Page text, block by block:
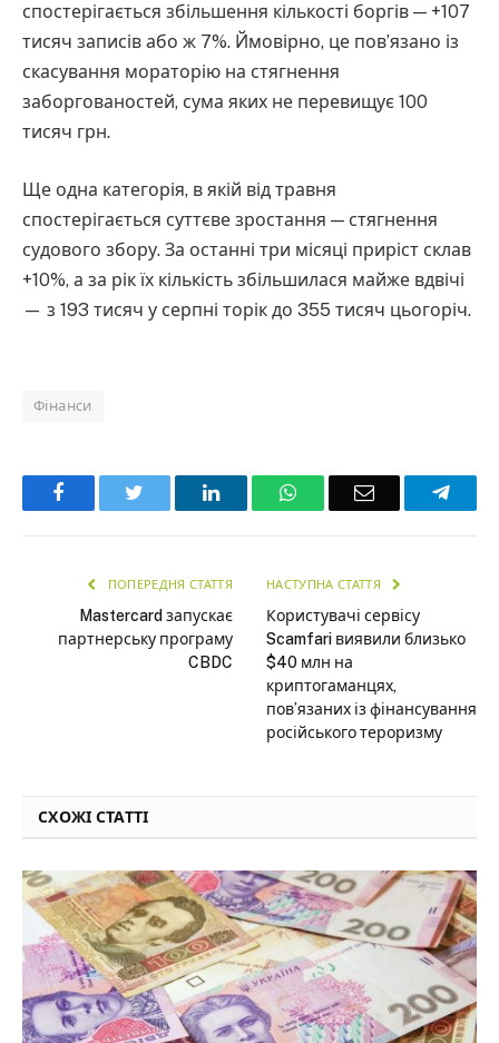
спостерігається збільшення кількості боргів — +107
тисяч записів або ж 7%. Ймовірно, це пов’язано із
скасування мораторію на стягнення
заборгованостей, сума яких не перевищує 100
тисяч грн.
Ще одна категорія, в якій від травня
спостерігається суттєве зростання — стягнення
судового збору. За останні три місяці приріст склав
+10%, а за рік їх кількість збільшилася майже вдвічі
— з 193 тисяч у серпні торік до 355 тисяч цьогоріч.
Фінанси
Facebook LinkedInWhatsAppEmail
ПОПЕРЕДНЯ СТАТТЯ
Mastercard запускає
партнерську програму
CBDC
НАСТУПНА СТАТТЯ
Користувачі сервісу
Scamfari виявили близько
$40 млн на
криптогаманцях,
пов’язаних із фінансування
російського тероризму
СХОЖІ СТАТТІ